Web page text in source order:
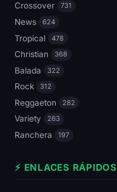
Crossover 731
News 624
Tropical 478
Christian 368
Balada 322
Rock 312
Reggaeton 282
Variety 263
Ranchera 197
⚡ ENLACES RÁPIDOS